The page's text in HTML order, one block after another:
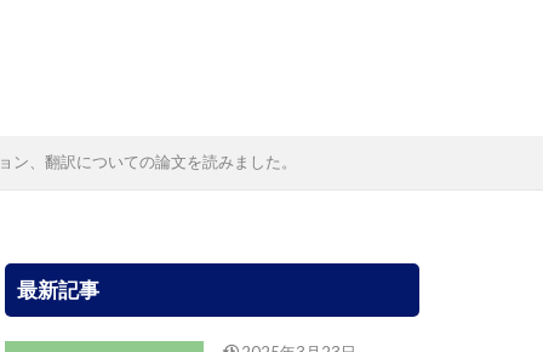
、翻訳についての論文を読みました。
最新記事